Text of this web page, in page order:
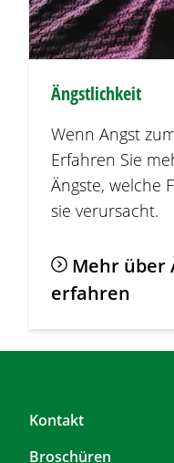
Ängstlichkeit
Wenn Angst
Erfahren Sie
Ängste, welche
sie verursacht.
Mehr über
erfahren
F
Kontakt
Broschüren